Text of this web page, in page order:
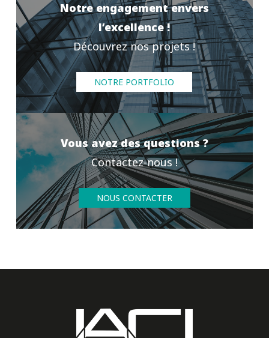
Notre engagement envers
l’excellence !
Découvrez nos projets !
NOTRE PORTFOLIO
Vous avez des questions ?
Contactez-nous !
NOUS CONTACTER